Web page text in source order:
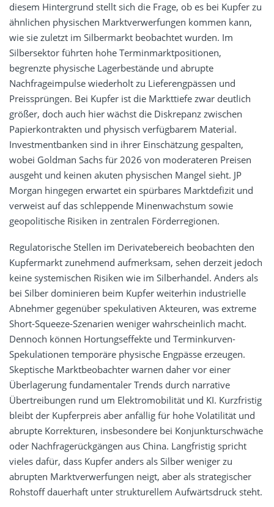
diesem Hintergrund stellt sich die Frage, ob es bei Kupfer zu
ähnlichen physischen Marktverwerfungen kommen kann,
wie sie zuletzt im Silbermarkt beobachtet wurden. Im
Silbersektor führten hohe Terminmarktpositionen,
begrenzte physische Lagerbestände und abrupte
Nachfrageimpulse wiederholt zu Lieferengpässen und
Preissprüngen. Bei Kupfer ist die Markttiefe zwar deutlich
größer, doch auch hier wächst die Diskrepanz zwischen
Papierkontrakten und physisch verfügbarem Material.
Investmentbanken sind in ihrer Einschätzung gespalten,
wobei Goldman Sachs für 2026 von moderateren Preisen
ausgeht und keinen akuten physischen Mangel sieht. JP
Morgan hingegen erwartet ein spürbares Marktdefizit und
verweist auf das schleppende Minenwachstum sowie
geopolitische Risiken in zentralen Förderregionen.
Regulatorische Stellen im Derivatebereich beobachten den
Kupfermarkt zunehmend aufmerksam, sehen derzeit jedoch
keine systemischen Risiken wie im Silberhandel. Anders als
bei Silber dominieren beim Kupfer weiterhin industrielle
Abnehmer gegenüber spekulativen Akteuren, was extreme
Short-Squeeze-Szenarien weniger wahrscheinlich macht.
Dennoch können Hortungseffekte und Terminkurven-
Spekulationen temporäre physische Engpässe erzeugen.
Skeptische Marktbeobachter warnen daher vor einer
Überlagerung fundamentaler Trends durch narrative
Übertreibungen rund um Elektromobilität und KI. Kurzfristig
bleibt der Kupferpreis aber anfällig für hohe Volatilität und
abrupte Korrekturen, insbesondere bei Konjunkturschwäche
oder Nachfragerückgängen aus China. Langfristig spricht
vieles dafür, dass Kupfer anders als Silber weniger zu
abrupten Marktverwerfungen neigt, aber als strategischer
Rohstoff dauerhaft unter strukturellem Aufwärtsdruck steht.